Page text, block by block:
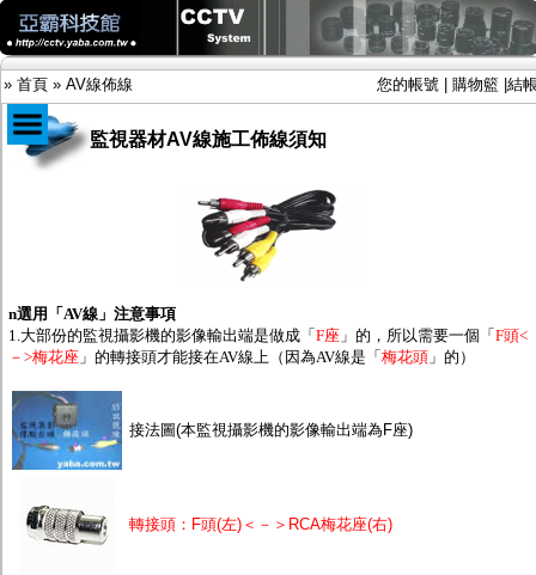
» 首頁 » AV線佈線 您的帳號 購物籃 結
IP網路攝影機及錄放影機
AHD中小型紅外線攝影機(適用騎樓、室內外)
AHD防護罩型攝影機(適用屋外，紅外線照射
距離遠）
旋轉型攝影機.旋轉台
傳統高解析攝影機
鏡頭
多路攝影機單軸傳輸
監聽器.麥克風
監視器材AV線施工佈線須知
n選用「AV線」注意事項
1.大部份的監視攝影機的影像輸出端是做成「 F座 」的，所以需要一個「 F頭<
－>梅花座 」的轉接頭才能接在AV線上（因為AV線是「 梅花頭 」的）
接法圖(本監視攝影機的影像輸出端為F座)
轉接頭：F頭(左)＜－＞RCA梅花座(右)